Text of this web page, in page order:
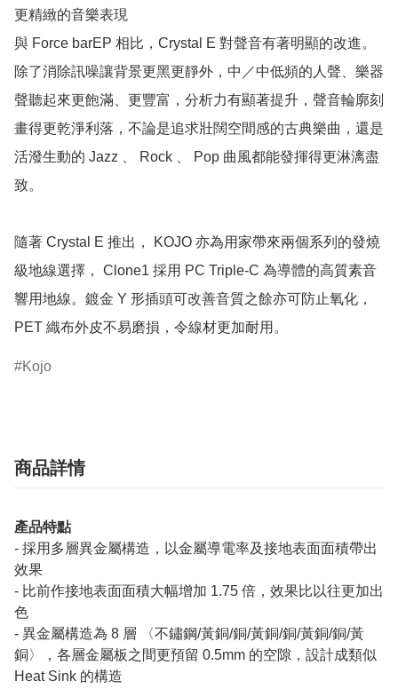
更精緻的音樂表現
與 Force barEP 相比，Crystal E 對聲音有著明顯的改進。
除了消除訊噪讓背景更黑更靜外，中／中低頻的人聲、樂器
聲聽起來更飽滿、更豐富，分析力有顯著提升，聲音輪廓刻
畫得更乾淨利落，不論是追求壯闊空間感的古典樂曲，還是
活潑生動的 Jazz 、 Rock 、 Pop 曲風都能發揮得更淋漓盡
致。
隨著 Crystal E 推出， KOJO 亦為用家帶來兩個系列的發燒
級地線選擇， Clone1 採用 PC Triple-C 為導體的高質素音
響用地線。鍍金 Y 形插頭可改善音質之餘亦可防止氧化，
PET 織布外皮不易磨損，令線材更加耐用。
Kojo
商品詳情
產品特點
- 採用多層異金屬構造，以金屬導電率及接地表面面積帶出
效果
- 比前作接地表面面積大幅增加 1.75 倍，效果比以往更加出
色
- 異金屬構造為 8 層 〈不鏽鋼/黃銅/銅/黃銅/銅/黃銅/銅/黃
銅〉，各層金屬板之間更預留 0.5mm 的空隙，設計成類似
Heat Sink 的構造